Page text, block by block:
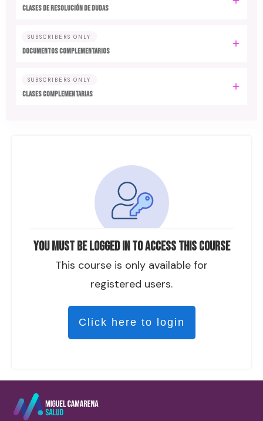
You must be logged in to access this course
This course is only available for
registered users.
Click here to login
CLASES DE RESOLUCIÓN DE DUDAS
SUBSCRIBERS ONLY
DOCUMENTOS COMPLEMENTARIOS
SUBSCRIBERS ONLY
CLASES COMPLEMENTARIAS